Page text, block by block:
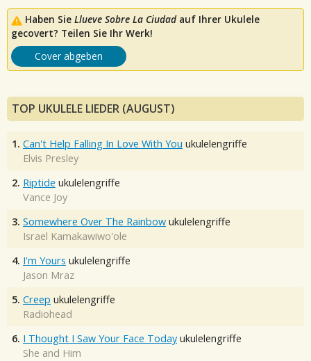
Haben Sie Llueve Sobre La Ciudadauf Ihrer Ukulele
gecovert? Teilen Sie Ihr Werk!
Cover abgeben
TOP UKULELE LIEDER (AUGUST)
1. Can't Help Falling In Love With You ukulelengriffe
Elvis Presley
2. Riptide ukulelengriffe
Vance Joy
3. Somewhere Over The Rainbow ukulelengriffe
Israel Kamakawiwo'ole
4. I'm Yours ukulelengriffe
Jason Mraz
5. Creep ukulelengriffe
Radiohead
6. I Thought I Saw Your Face Today ukulelengriffe
She and Him